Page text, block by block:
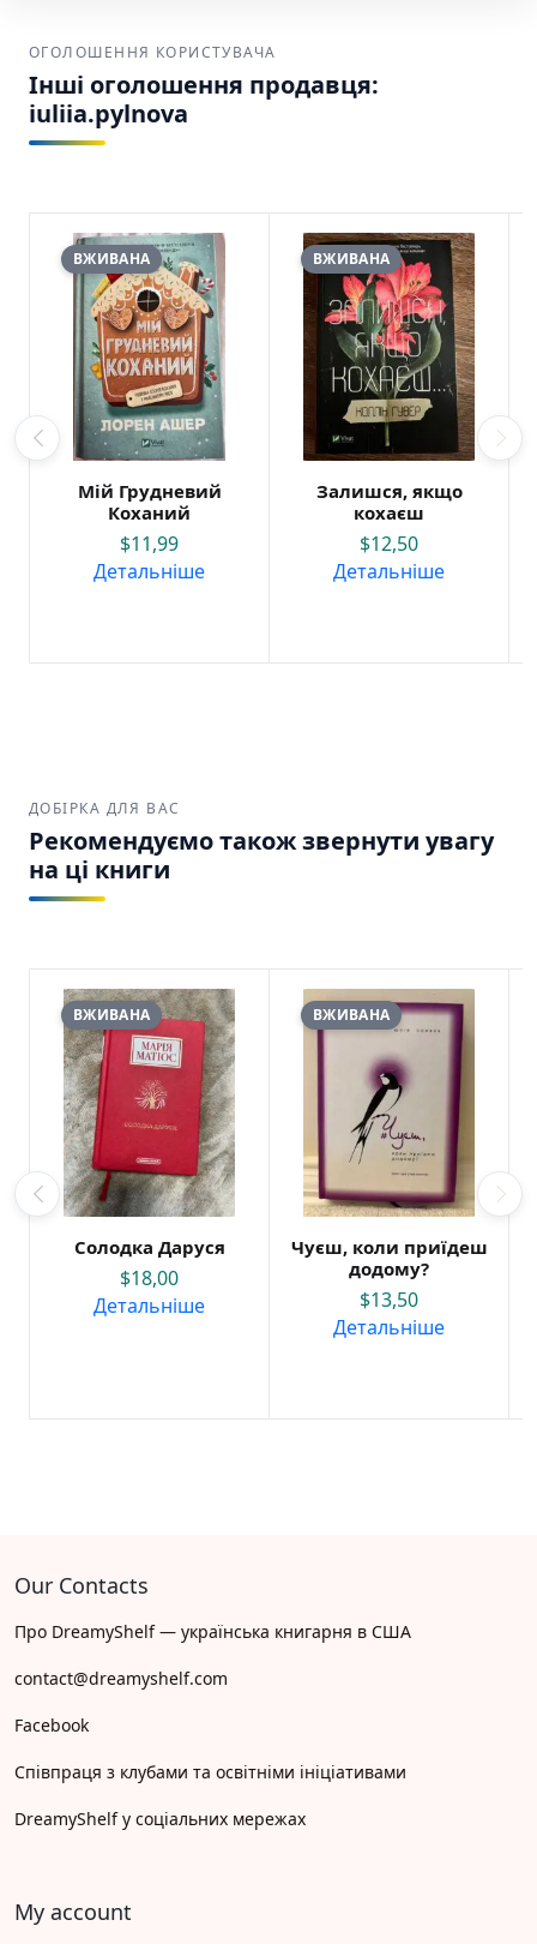
ОГОЛОШЕННЯ КОРИСТУВАЧА
Інші оголошення продавця:
iuliia.pylnova
ВЖИВАНА
Мій Грудневий
Коханий
$11,99
Детальніше
ВЖИВАНА
Залишся, якщо
кохаєш
$12,50
Детальніше
ДОБІРКА ДЛЯ ВАС
Рекомендуємо також звернути увагу
на ці книги
ВЖИВАНА
Солодка Даруся
$18,00
Детальніше
ВЖИВАНА
Чуєш, коли приїдеш
додому?
$13,50
Детальніше
Our Contacts
Про DreamyShelf — українська книгарня в США
contact@dreamyshelf.com
Facebook
Співпраця з клубами та освітніми ініціативами
DreamyShelf у соціальних мережах
My account